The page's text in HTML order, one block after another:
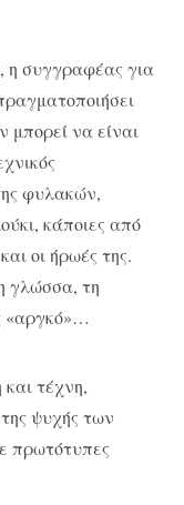
η συγγραφέας για
μπορεί να είναι
φυλακών,
κάποιες από
οι ήρωές της.
γλώσσα, τη
«αργκό»…
τέχνη,
ψυχής των
πρωτότυπες